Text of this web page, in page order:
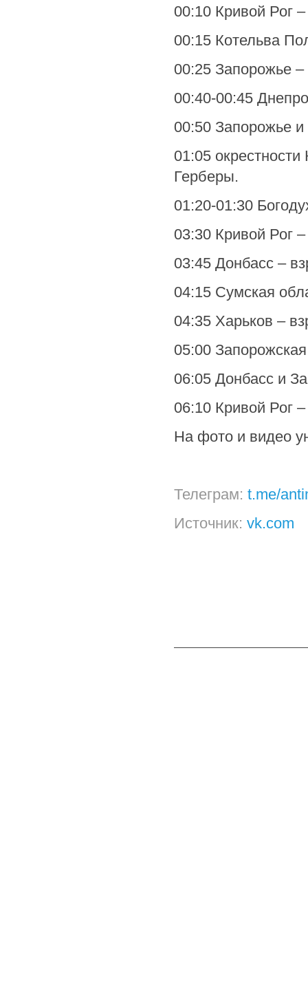
00:10 Кривой Рог
00:15 Котельва
00:25 Запорожье
00:40-00:45
00:50 Запорожье
01:05
Герберы.
01:20-01:30
03:30 Кривой Рог
03:45 Донбасс –
04:15 Сумская
04:35 Харьков –
05:00
06:05 Донбасс и
06:10 Кривой Рог
На фото и видео
Телеграм: t.me/
Источник: vk.com